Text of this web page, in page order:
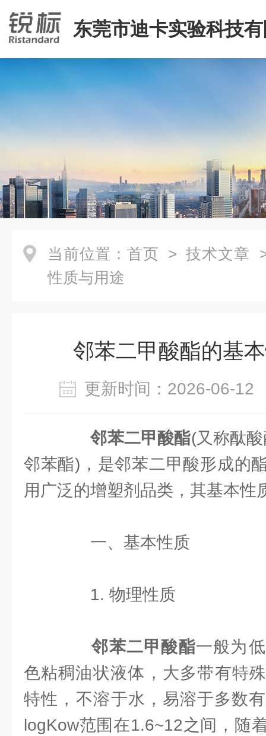
东莞市迪卡实验科技
当前位置： 首页 > 技术文章
性质与用途
邻苯二甲酸酯的基
更新时间：2026-06-
邻苯二甲酸酯(又称酞
邻苯酯)，是邻苯二甲酸形成的
用广泛的增塑剂品类，其基本性
一、基本性质
1. 物理性质
邻苯二甲酸酯一般为‌
色粘稠油状液体‌，大多带有特
特性，‌不溶于水，易溶于多数
logKow范围在1.6~12之间，随